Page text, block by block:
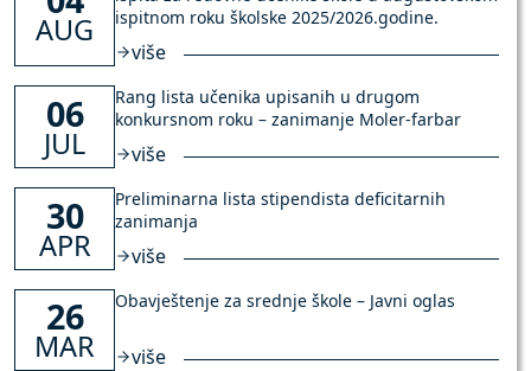
AUG
ispitnom roku školske 2025/2026.godine.
više
06
JUL
Rang lista učenika upisanih u drugom
konkursnom roku – zanimanje Moler-farbar
više
30
APR
Preliminarna lista stipendista deficitarnih
zanimanja
više
26
MAR
Obavještenje za srednje škole – Javni oglas
više